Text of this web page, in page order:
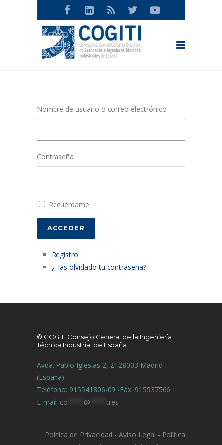
Nombre de usuario o correo electrónico
Contraseña
Recuérdame
ACCEDER
Registro
¿Has olvidado tu contraseña?
© COGITI Consejo General de la Ingeniería
Técnica Industrial de España
Avda. Pablo Iglesias 2, 2º 28003 Madrid
(España)
Teléfono: 915541806-09 -Fax: 915537566
E-mail: co @ ti.es
Política de Privacidad - Aviso Legal - Política